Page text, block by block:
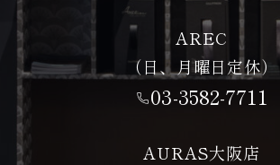
AREC
（日、月曜日定休）
03-3582-7711
AURAS大阪店